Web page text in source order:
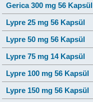
Gerica 300 mg 56 Kapsül
Lypre 25 mg 56 Kapsül
Lypre 50 mg 56 Kapsül
Lypre 75 mg 14 Kapsül
Lypre 100 mg 56 Kapsül
Lypre 150 mg 56 Kapsül